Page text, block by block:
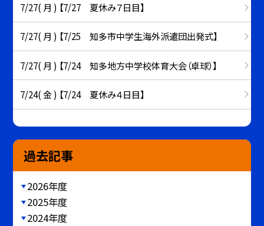
7/27( 月 ) 【7/27 夏休み７日目】
7/27( 月 ) 【7/25 知多市中学生海外派遣団出発式】
7/27( 月 ) 【7/24 知多地方中学校体育大会（卓球）】
7/24( 金 ) 【7/24 夏休み４日目】
過去記事
2026年度
2025年度
2024年度